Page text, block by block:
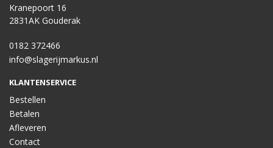
Kranepoort 16
2831AK Gouderak
0182 372466
info@slagerijmarkus.nl
KLANTENSERVICE
Bestellen
Betalen
Afleveren
Contact